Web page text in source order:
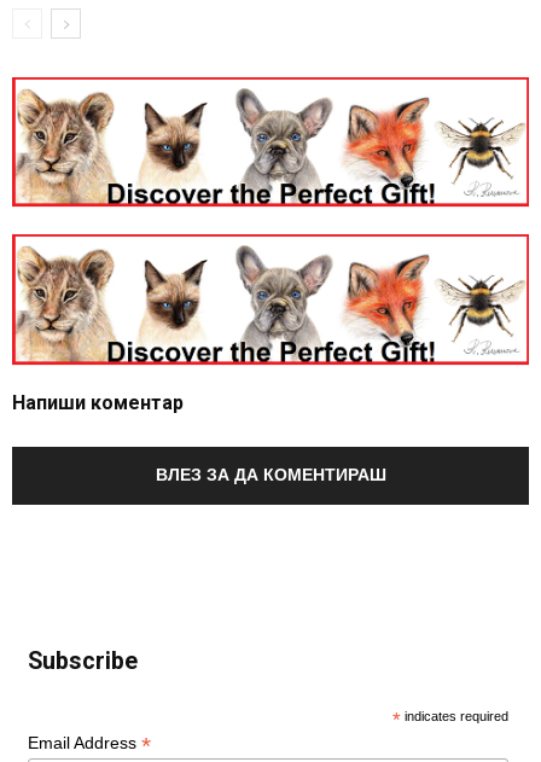
Напиши коментар
ВЛЕЗ ЗА ДА КОМЕНТИРАШ
Subscribe
* indicates required
Email Address *